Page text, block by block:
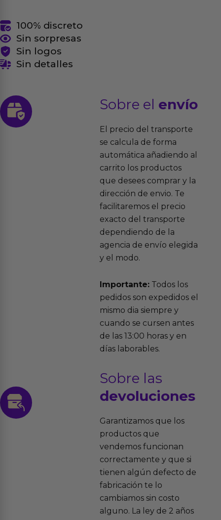
100% discreto
Sin sorpresas
Sin logos
Sin detalles
Sobre el envío
El precio del transporte
se calcula de forma
automática añadiendo al
carrito los productos
que desees comprar y la
dirección de envio. Te
facilitaremos el precio
exacto del transporte
dependiendo de la
agencia de envío elegida
y el modo.
Importante:Todos los
pedidos son expedidos el
mismo dia siempre y
cuando se cursen antes
de las 13:00 horas y en
días laborables.
Sobre las
devoluciones
Garantizamos que los
productos que
vendemos funcionan
correctamente y que si
tienen algún defecto de
fabricación te lo
cambiamos sin costo
alguno. La ley de 2 años